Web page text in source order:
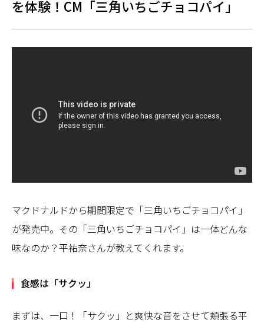
を体験！CM「三角いちごチョコパイ」
マクドナルドから期間限定で「三角いちごチョコパイ」
が発売中。その「三角いちごチョコパイ」は一体どんな
味なのか？平祐奈さんが教えてくれます。
食感は「サクッ」
まずは、一口！「サクッ」と爽快な音をさせて頬張る平